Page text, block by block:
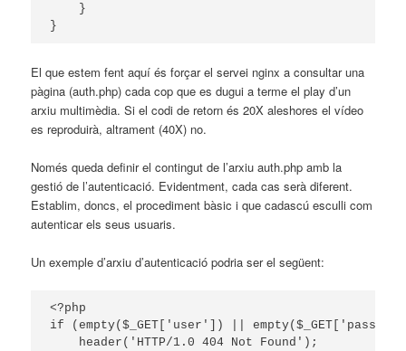
    }
El que estem fent aquí és forçar el servei nginx a consultar una
pàgina (auth.php) cada cop que es dugui a terme el play d’un
arxiu multimèdia. Si el codi de retorn és 20X aleshores el vídeo
es reproduirà, altrament (40X) no.
Només queda definir el contingut de l’arxiu auth.php amb la
gestió de l’autenticació. Evidentment, cada cas serà diferent.
Establim, doncs, el procediment bàsic i que cadascú esculli com
autenticar els seus usuaris.
Un exemple d’arxiu d’autenticació podria ser el següent:
<?php
if (empty($_GET['user']) ||
    header('HTTP/1.0 404 Not Found');